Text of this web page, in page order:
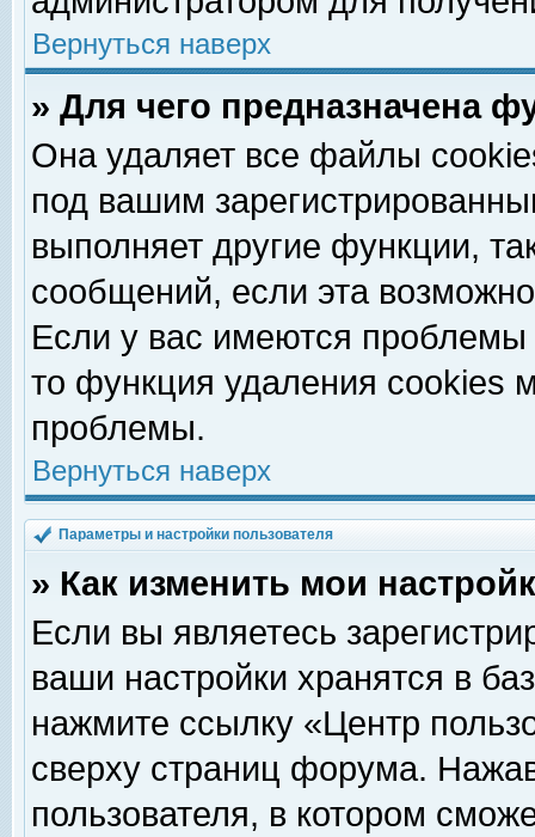
Вернуться наверх
» Для чего предназначена
Она удаляет все файлы
под вашим
выполняет другие функции,
сообщений, если эта
Если у вас имеются
то функция удаления cookies
проблемы.
Вернуться наверх
Параметры и настройки пользователя
» Как изменить мои
Если вы являетесь
ваши настройки хранятся в
нажмите ссылку «Центр
сверху страниц форума.
пользователя, в котором